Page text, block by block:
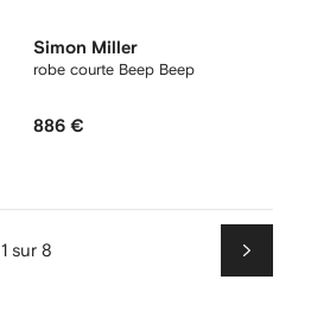
Simon Miller
robe courte Beep Beep
886 €
1 sur 8
Suiv